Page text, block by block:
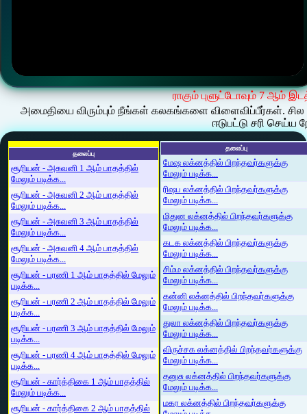
ராகும் புளுட்டோவும் 7 ஆம்
அமைதியை விரும்பும் நீங்கள் கலகங்களை விளைவிப்பீர்கள். சில
ஈடுபட்டு சரி செய்ய
தலைப்பு
சூரியன் - அசுவனி 1 ஆம் பாதத்தில்
மேலும் படிக்க...
சூரியன் - அசுவனி 2 ஆம் பாதத்தில்
மேலும் படிக்க...
சூரியன் - அசுவனி 3 ஆம் பாதத்தில்
மேலும் படிக்க...
சூரியன் - அசுவனி 4 ஆம் பாதத்தில்
மேலும் படிக்க...
சூரியன் - பரணி 1 ஆம் பாதத்தில் மேலும்
படிக்க...
சூரியன் - பரணி 2 ஆம் பாதத்தில் மேலும்
படிக்க...
சூரியன் - பரணி 3 ஆம் பாதத்தில் மேலும்
படிக்க...
சூரியன் - பரணி 4 ஆம் பாதத்தில் மேலும்
படிக்க...
சூரியன் - கார்த்திகை 1 ஆம் பாதத்தில்
மேலும் படிக்க...
சூரியன் - கார்த்திகை 2 ஆம் பாதத்தில்
தலைப்பு
மேஷ லக்னத்தில் பிறந்தவர்களுக்கு
மேலும் படிக்க...
ரிஷப லக்னத்தில் பிறந்தவர்களுக்கு
மேலும் படிக்க...
மிதுன லக்னத்தில் பிறந்தவர்களுக்கு
மேலும் படிக்க...
கடக லக்னத்தில் பிறந்தவர்களுக்கு
மேலும் படிக்க...
சிம்ம லக்னத்தில் பிறந்தவர்களுக்கு
மேலும் படிக்க...
கன்னி லக்னத்தில் பிறந்தவர்களுக்கு
மேலும் படிக்க...
துலா லக்னத்தில் பிறந்தவர்களுக்கு
மேலும் படிக்க...
விருச்சக லக்னத்தில் பிறந்தவர்களுக்கு
மேலும் படிக்க...
தனுசு லக்னத்தில் பிறந்தவர்களுக்கு
மேலும் படிக்க...
மகர லக்னத்தில் பிறந்தவர்களுக்கு